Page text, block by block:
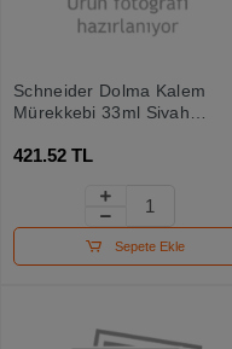
Schneider Dolma Kalem
Mürekkebi 33ml Siyah
421.52 TL
Sepete Ekle